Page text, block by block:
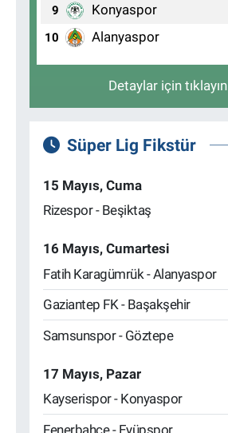
9 Konyaspor
10 Alanyaspor
Detaylar için tıklayın
Süper Lig Fikstür
15 Mayıs, Cuma
Rizespor - Beşiktaş
16 Mayıs, Cumartesi
Fatih Karagümrük - Alanyaspor
Gaziantep FK - Başakşehir
Samsunspor - Göztepe
17 Mayıs, Pazar
Kayserispor - Konyaspor
Fenerbahçe - Eyüpspor